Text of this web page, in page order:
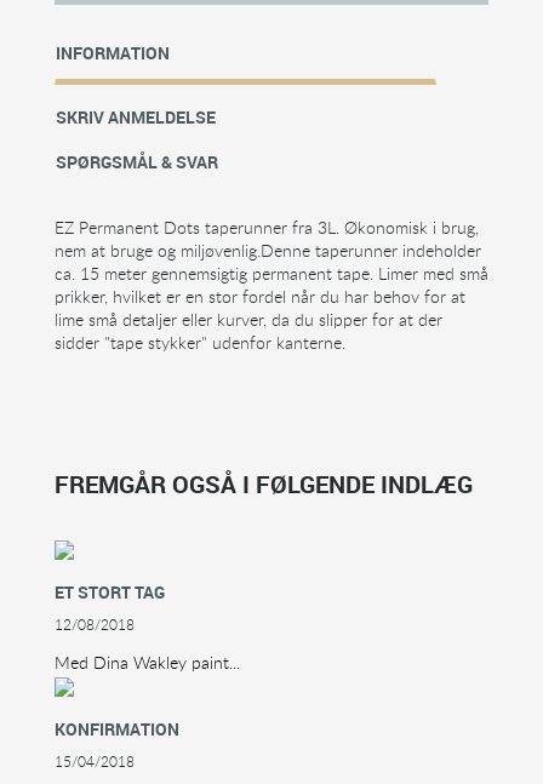
INFORMATION
SKRIV ANMELDELSE
SPØRGSMÅL & SVAR
EZ Permanent Dots taperunner fra 3L. Økonomisk i brug,
nem at bruge og miljøvenlig.Denne taperunner indeholder
ca. 15 meter gennemsigtig permanent tape. Limer med små
prikker, hvilket er en stor fordel når du har behov for at
lime små detaljer eller kurver, da du slipper for at der
sidder "tape stykker" udenfor kanterne.
FREMGÅR OGSÅ I FØLGENDE INDLÆG
ET STORT TAG
12/08/2018
Med Dina Wakley paint...
KONFIRMATION
15/04/2018